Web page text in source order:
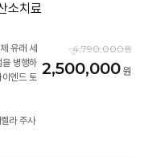
소치료
유래 세
을 병행하
이엔드 토
라 주사
4,790,000
2,500,000